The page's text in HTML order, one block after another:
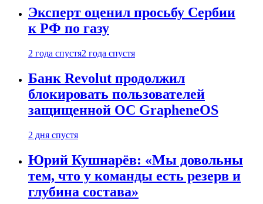
Эксперт оценил просьбу Сербии
к РФ по газу
2 года спустя2 года спустя
Банк Revolut продолжил
блокировать пользователей
защищенной ОС GrapheneOS
2 дня спустя
Юрий Кушнарёв: «Мы довольны
тем, что у команды есть резерв и
глубина состава»